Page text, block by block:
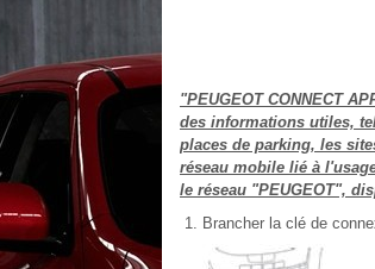
"PEUGEOT CONNECT
des informations utiles,
places de parking, les
réseau mobile lié à
le réseau "PEUGEOT",
Brancher la clé de